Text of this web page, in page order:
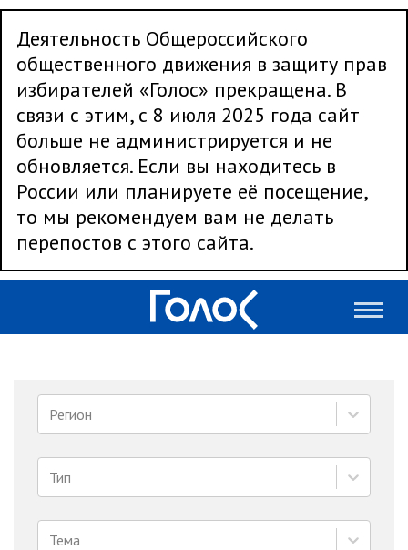
Деятельность Общероссийского
общественного движения в защиту прав
избирателей «Голос» прекращена. В
связи с этим, с 8 июля 2025 года сайт
больше не администрируется и не
обновляется. Если вы находитесь в
России или планируете её посещение,
то мы рекомендуем вам не делать
перепостов с этого сайта.
Регион
Тип
Тема